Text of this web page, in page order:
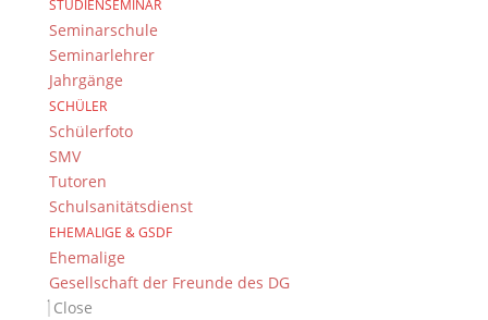
STUDIENSEMINAR
Seminarschule
Seminarlehrer
Jahrgänge
SCHÜLER
Schülerfoto
SMV
Tutoren
Schulsanitätsdienst
EHEMALIGE & GSDF
Ehemalige
Gesellschaft der Freunde des DG
Close
Suche
Newsarchiv
Newsarchiv